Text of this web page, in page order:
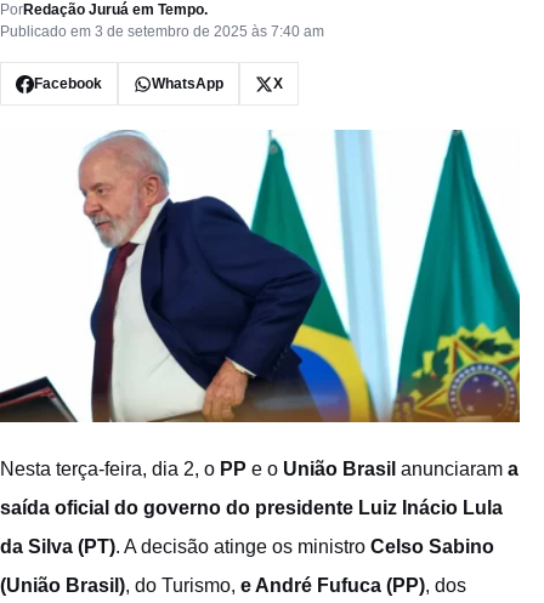
PorRedação Juruá em Tempo.
Publicado em 3 de setembro de 2025 às 7:40 am
Facebook WhatsApp X
Nesta terça-feira, dia 2, o PP e o União Brasil anunciaram a
saída oficial do governo do presidente Luiz Inácio Lula
da Silva (PT). A decisão atinge os ministro Celso Sabino
(União Brasil), do Turismo, e André Fufuca (PP), dos